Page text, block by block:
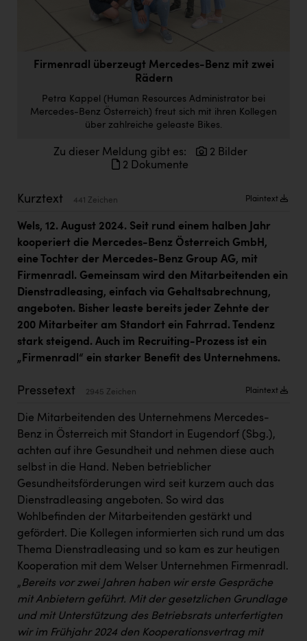
Doppler Gruppe
everfield
Fristads Austria
INTERSPORT Austria
Jesolo
Jane Goodall Institute Austria
Kärcher
Karin Liedl
KIWI Kinderwunsch Institut Dr. Loimer
KLIPP Frisör
Kleider Bauer
Kremsmüller Anlagenbau GmbH
Maximarkt
Oldtimer Raststationen und Motorhotels
Österreichischer Kachelofenverband
Orlen
Passage Linz
PEZ
Firmenradl überzeugt Mercedes-Benz mit zwei
Rädern
Petra Kappel (Human Resources Administrator bei
Mercedes-Benz Österreich) freut sich mit ihren Kollegen
über zahlreiche geleaste Bikes.
Zu dieser Meldung gibt es:
2 Bilder
2 Dokumente
Kurztext 441 Zeichen Plaintext
Wels, 12. August 2024. Seit rund einem halben Jahr
kooperiert die Mercedes-Benz Österreich GmbH,
eine Tochter der Mercedes-Benz Group AG, mit
Firmenradl. Gemeinsam wird den Mitarbeitenden ein
Dienstradleasing, einfach via Gehaltsabrechnung,
angeboten. Bisher leaste bereits jeder Zehnte der
200 Mitarbeiter am Standort ein Fahrrad. Tendenz
stark steigend. Auch im Recruiting-Prozess ist ein
„Firmenradl“ ein starker Benefit des Unternehmens.
Pressetext 2945 Zeichen Plaintext
Die Mitarbeitenden des Unternehmens Mercedes-
Benz in Österreich mit Standort in Eugendorf (Sbg.),
achten auf ihre Gesundheit und nehmen diese auch
selbst in die Hand. Neben betrieblicher
Gesundheitsförderungen wird seit kurzem auch das
Dienstradleasing angeboten. So wird das
Wohlbefinden der Mitarbeitenden gestärkt und
gefördert. Die Kollegen informierten sich rund um das
Thema Dienstradleasing und so kam es zur heutigen
Kooperation mit dem Welser Unternehmen Firmenradl.
„Bereits vor zwei Jahren haben wir erste Gespräche
mit Anbietern geführt. Mit der gesetzlichen Grundlage
und mit Unterstützung des Betriebsrats unterfertigten
wir im Frühjahr 2024 den Kooperationsvertrag mit